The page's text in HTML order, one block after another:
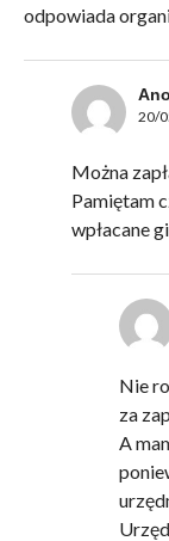
odpowiada
20/
Można
Pamiętam
wpłacane
Nie
za
A